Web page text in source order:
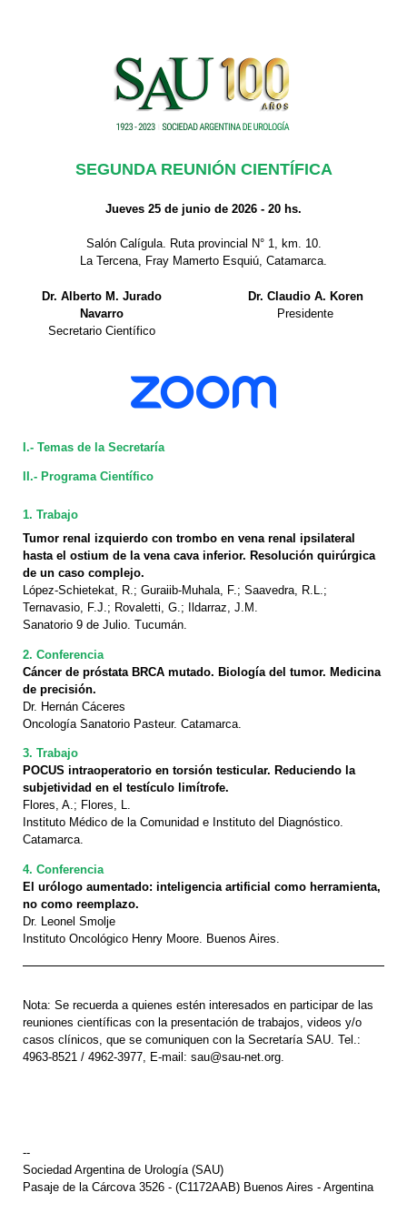
SEGUNDA REUNIÓN CIENTÍFICA
Jueves 25 de junio de 2026 - 20 hs.
Salón Calígula. Ruta provincial N° 1, km. 10.
La Tercena, Fray Mamerto Esquiú, Catamarca.
Dr. Alberto M. Jurado
Navarro
Secretario Científico
Dr. Claudio A. Koren
Presidente
I.- Temas de la Secretaría
II.- Programa Científico
1. Trabajo
Tumor renal izquierdo con trombo en vena renal ipsilateral
hasta el ostium de la vena cava inferior. Resolución quirúrgica
de un caso complejo.
López-Schietekat, R.; Guraiib-Muhala, F.; Saavedra, R.L.;
Ternavasio, F.J.; Rovaletti, G.; Ildarraz, J.M.
Sanatorio 9 de Julio. Tucumán.
2. Conferencia
Cáncer de próstata BRCA mutado. Biología del tumor. Medicina
de precisión.
Dr. Hernán Cáceres
Oncología Sanatorio Pasteur. Catamarca.
3. Trabajo
POCUS intraoperatorio en torsión testicular. Reduciendo la
subjetividad en el testículo limítrofe.
Flores, A.; Flores, L.
Instituto Médico de la Comunidad e Instituto del Diagnóstico.
Catamarca.
4. Conferencia
El urólogo aumentado: inteligencia artificial como herramienta,
no como reemplazo.
Dr. Leonel Smolje
Instituto Oncológico Henry Moore. Buenos Aires.
Nota: Se recuerda a quienes estén interesados en participar de las
reuniones científicas con la presentación de trabajos, videos y/o
casos clínicos, que se comuniquen con la Secretaría SAU. Tel.:
4963-8521 / 4962-3977, E-mail: sau@sau-net.org.
--
Sociedad Argentina de Urología (SAU)
Pasaje de la Cárcova 3526 - (C1172AAB) Buenos Aires - Argentina